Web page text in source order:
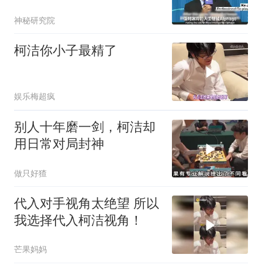
神秘研究院
柯洁你小子最精了
娱乐梅超疯
别人十年磨一剑，柯洁却
用日常对局封神
做只好猹
代入对手视角太绝望 所以
我选择代入柯洁视角！
芒果妈妈